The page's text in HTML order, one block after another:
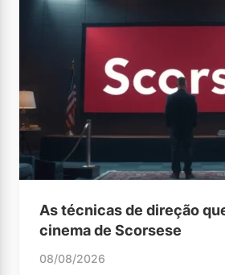
As técnicas de direção
cinema de Scorsese
08/08/2026